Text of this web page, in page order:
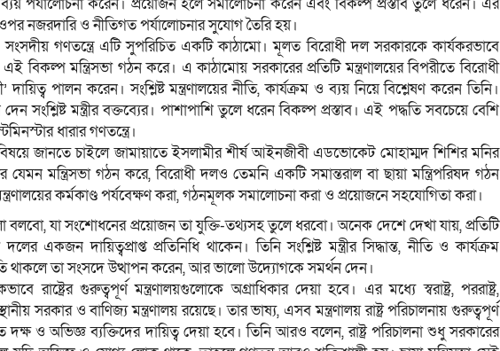
ব্যয় পর্যালোচনা করেন। প্রয়োজন হলে সমালোচনা করেন এবং বিকল্প প্রস্তাব তুলে ধরেন। এর
নজরদারি ও নীতিগত পর্যালোচনার সুযোগ তৈরি হয়।
সংসদীয় গণতন্ত্রে এটি সুপরিচিত একটি কাঠামো। মূলত বিরোধী দল সরকারকে কার্যকরভাবে
এই বিকল্প মন্ত্রিসভা গঠন করে। এ কাঠামোয় সরকারের প্রতিটি মন্ত্রণালয়ের বিপরীতে বিরোধী
পালন করেন। সংশ্লিষ্ট মন্ত্রণালয়ের নীতি, কার্যক্রম ও ব্যয় নিয়ে বিশ্লেষণ করেন তিনি।
সংশ্লিষ্ট মন্ত্রীর বক্তব্যের। পাশাপাশি তুলে ধরেন বিকল্প প্রস্তাব। এই পদ্ধতি সবচেয়ে বেশি
ধারার গণতন্ত্রে।
জানতে চাইলে জামায়াতে ইসলামীর শীর্ষ আইনজীবী এডভোকেট মোহাম্মদ শিশির মনির
যেমন মন্ত্রিসভা গঠন করে, বিরোধী দলও তেমনি একটি সমান্তরাল বা ছায়া মন্ত্রিপরিষদ গঠন
কর্মকাণ্ড পর্যবেক্ষণ করা, গঠনমূলক সমালোচনা করা ও প্রয়োজনে সহযোগিতা করা।
বলবো, যা সংশোধনের প্রয়োজন তা যুক্তি-তথ্যসহ তুলে ধরবো। অনেক দেশে দেখা যায়, প্রতিটি
একজন দায়িত্বপ্রাপ্ত প্রতিনিধি থাকেন। তিনি সংশ্লিষ্ট মন্ত্রীর সিদ্ধান্ত, নীতি ও কার্যক্রম
থাকলে তা সংসদে উত্থাপন করেন, আর ভালো উদ্যোগকে সমর্থন দেন।
রাষ্ট্রের গুরুত্বপূর্ণ মন্ত্রণালয়গুলোকে অগ্রাধিকার দেয়া হবে। এর মধ্যে স্বরাষ্ট্র, পররাষ্ট্র,
সরকার ও বাণিজ্য মন্ত্রণালয় রয়েছে। তার ভাষ্য, এসব মন্ত্রণালয় রাষ্ট্র পরিচালনায় গুরুত্বপূর্ণ
ও অভিজ্ঞ ব্যক্তিদের দায়িত্ব দেয়া হবে। তিনি আরও বলেন, রাষ্ট্র পরিচালনা শুধু সরকারের